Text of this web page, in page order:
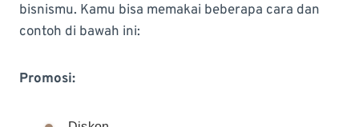
bisnismu. Kamu bisa memakai beberapa cara dan
contoh di bawah ini:
Promosi: